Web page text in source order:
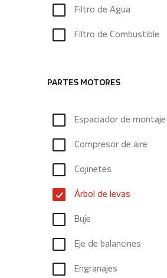
Filtro de Agua
Filtro de Combustible
PARTES MOTORES
Espaciador de montaje
Compresor de aire
Cojinetes
Árbol de levas
Buje
Eje de balancines
Engranajes